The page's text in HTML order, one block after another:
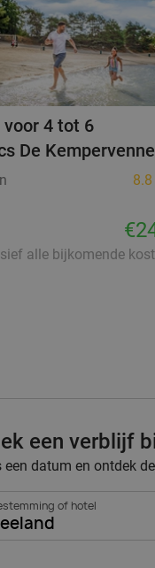
voor 4 tot 6
De
8.8
alle bijkomende
een verblijf
een datum en ontdek
of hotel